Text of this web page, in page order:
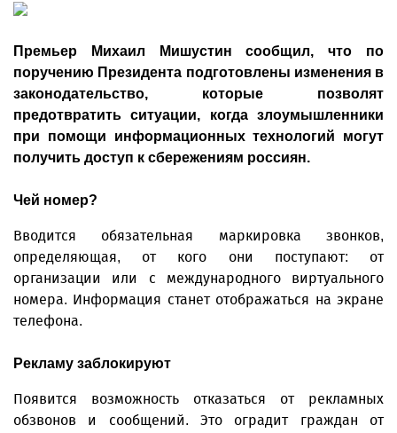
Премьер Михаил Мишустин сообщил, что по
поручению Президента подготовлены изменения в
законодательство, которые позволят
предотвратить ситуации, когда злоумышленники
при помощи информационных технологий могут
получить доступ к сбережениям россиян.
Чей номер?
Вводится обязательная маркировка звонков,
определяющая, от кого они поступают: от
организации или с международного виртуального
номера. Информация станет отображаться на экране
телефона.
Рекламу заблокируют
Появится возможность отказаться от рекламных
обзвонов и сообщений. Это оградит граждан от